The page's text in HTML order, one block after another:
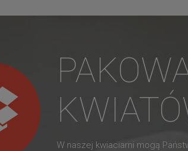
W naszej kwiaciarni mogą